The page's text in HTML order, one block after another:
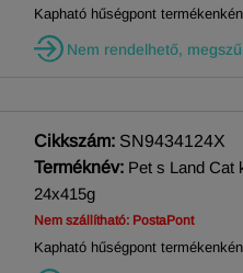
Kapható hűségpont
Nem rendelhető,
Cikkszám: SN9434124X
Terméknév: Pet s Land Cat
24x415g
Nem szállítható: PostaPont
Kapható hűségpont